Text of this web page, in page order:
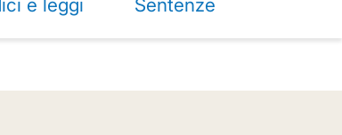
e leggi Sentenze